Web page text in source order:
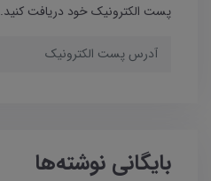
پست الکترونیک خود دریافت کنید.
بایگانی نوشته‌ها